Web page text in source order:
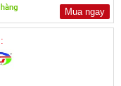
Mua ngay